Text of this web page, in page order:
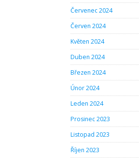
Červenec 2024
Červen 2024
Květen 2024
Duben 2024
Březen 2024
Únor 2024
Leden 2024
Prosinec 2023
Listopad 2023
Říjen 2023